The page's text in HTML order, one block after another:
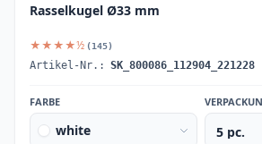
Rasselkugel Ø33 mm
★★★★½ (145)
Artikel-Nr.: SK_800086_112904_221228
FARBE
white